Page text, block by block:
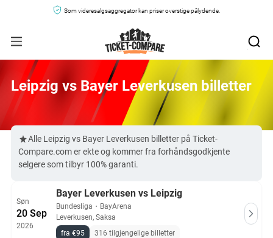
Som videresalgsaggregator kan priser overstige pålydende.
Leipzig vs Bayer Leverkusen billetter
Alle Leipzig vs Bayer Leverkusen billetter på Ticket-
Compare.com er ekte og kommer fra forhåndsgodkjente
selgere som tilbyr 100% garanti.
Søn
20 Sep
2026
Bayer Leverkusen vs Leipzig
Bundesliga ・ BayArena
Leverkusen, Saksa
fra €95
316 tilgjengelige billetter